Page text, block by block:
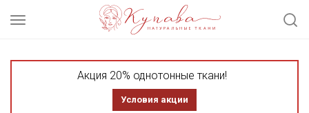
Акция 20% однотонные ткани!
Условия акции